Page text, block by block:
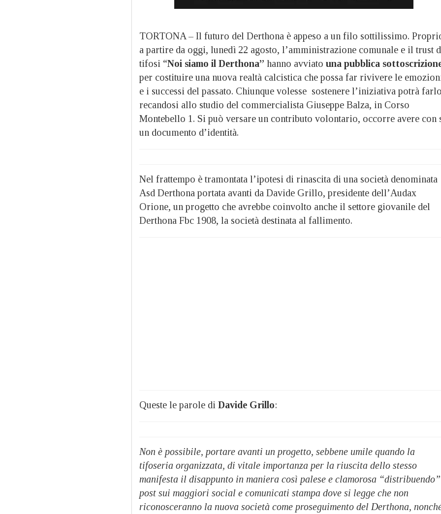
TORTONA – Il futuro del Derthona è appeso a un filo sottilissimo.
a partire da oggi, lunedì 22 agosto, l’amministrazione comunale e il trust
tifosi “Noi siamo il Derthona” hanno avviato una pubblica
per costituire una nuova realtà calcistica che possa far rivivere le
e i successi del passato. Chiunque volesse sostenere l’iniziativa potrà
recandosi allo studio del commercialista Giuseppe Balza, in Corso
Montebello 1. Si può versare un contributo volontario, occorre avere con
un documento d’identità.
Nel frattempo è tramontata l’ipotesi di rinascita di una società denominata
Asd Derthona portata avanti da Davide Grillo, presidente dell’Audax
Orione, un progetto che avrebbe coinvolto anche il settore giovanile del
Derthona Fbc 1908, la società destinata al fallimento.
Queste le parole di Davide Grillo:
Non è possibile, portare avanti un progetto, sebbene umile quando la
tifoseria organizzata, di vitale importanza per la riuscita dello stesso
manifesta il disappunto in maniera così palese e clamorosa “distribuendo”
post sui maggiori social e comunicati stampa dove si legge che non
riconosceranno la nuova società come proseguimento del Derthona,